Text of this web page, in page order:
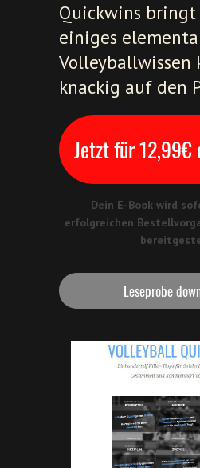
Quickwins bringt
einiges
Volleyballwissen
knackig auf den
Jetzt für 12,99€
Dein E-Book wird
erfolgreichen
Leseprobe